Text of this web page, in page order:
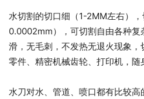
水切割的切口细（1-2MM左右）
0.0002mm），可切割自由各种复
滑，无毛刺，不发热无退火现象
零件、精密机械齿轮、打印机，随
水刀对水、管道、喷口都有比较